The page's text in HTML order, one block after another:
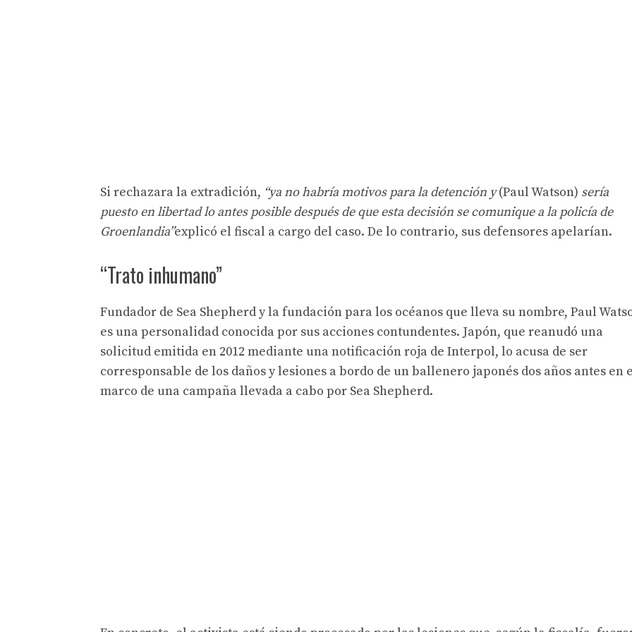
Si rechazara la extradición, “ya no habría motivos para la detención y(Paul Watson) sería
puesto en libertad lo antes posible después de que esta decisión se comunique a la policía de
Groenlandia”explicó el fiscal a cargo del caso. De lo contrario, sus defensores apelarían.
“Trato inhumano”
Fundador de Sea Shepherd y la fundación para los océanos que lleva su nombre, Paul
es una personalidad conocida por sus acciones contundentes. Japón, que reanudó una
solicitud emitida en 2012 mediante una notificación roja de Interpol, lo acusa de ser
corresponsable de los daños y lesiones a bordo de un ballenero japonés dos años antes en
marco de una campaña llevada a cabo por Sea Shepherd.